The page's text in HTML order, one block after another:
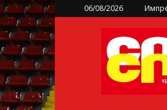
06/08/2026